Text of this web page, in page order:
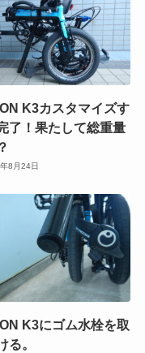
K3カスタマイズす
了！果たして総重量
8月24日
K3にゴム水栓を取
る。